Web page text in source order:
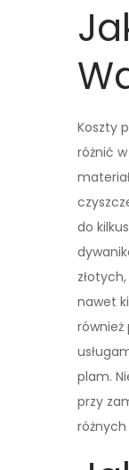
Koszty
różnić
do
nawet
plam.
przy